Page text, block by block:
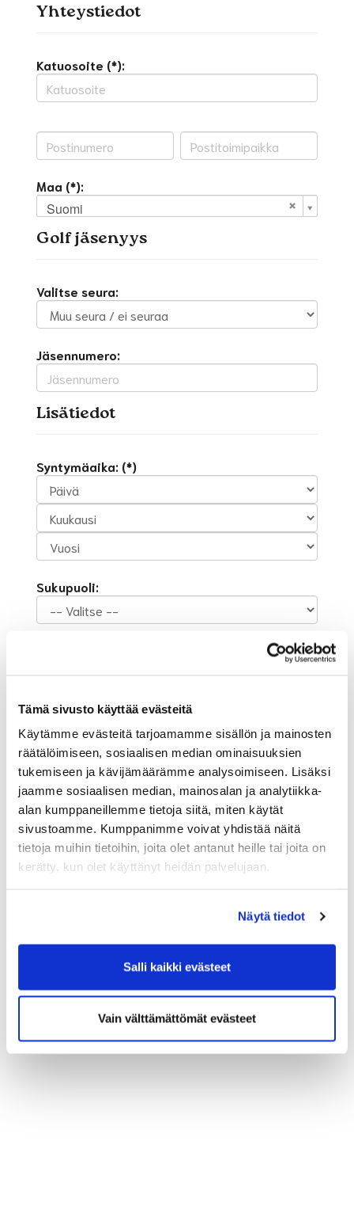
Tämä sivusto käyttää evästeitä
Käytämme evästeitä tarjoamamme sisällön ja mainosten
räätälöimiseen, sosiaalisen median ominaisuuksien
tukemiseen ja kävijämäärämme analysoimiseen. Lisäksi
jaamme sosiaalisen median, mainosalan ja analytiikka-
alan kumppaneillemme tietoja siitä, miten käytät
sivustoamme. Kumppanimme voivat yhdistää näitä
tietoja muihin tietoihin, joita olet antanut heille tai joita on
kerätty, kun olet käyttänyt heidän palvelujaan.
Näytä tiedot
Salli kaikki evästeet
Vain välttämättömät evästeet
Yhteystiedot
Katuosoite (*):
Maa (*):
Suomi
Golf jäsenyys
Valitse seura:
Jäsennumero:
Lisätiedot
Syntymäaika: (*)
Sukupuoli:
Rekisteröidy
Olen lukenut
tietosuojaselosteen
henkilötietojeni käsittelyn (*)
(*) Tieto on pakollinen